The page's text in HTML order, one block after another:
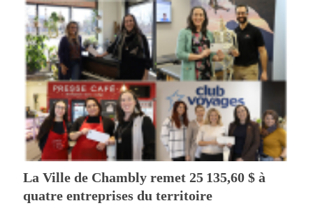
La Ville de Chambly remet 25 135,60 $ à
quatre entreprises du territoire